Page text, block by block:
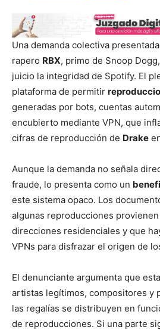
Una demanda colectiva
rapero RBX, primo de Snoop
juicio la integridad de Spotify. El
plataforma de permitir
generadas por bots, cuentas
encubierto mediante VPN, que
cifras de reproducción de Drake
Aunque la demanda no señala
fraude, lo presenta como un
este sistema opaco. Los
algunas reproducciones
direcciones residenciales y que
VPNs para disfrazar el origen de
El denunciante argumenta que
artistas legítimos, compositores y
las regalías se distribuyen en
de reproducciones. Si una parte